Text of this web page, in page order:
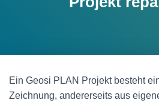
Ein Geosi PLAN Projekt besteht
Zeichnung, andererseits aus